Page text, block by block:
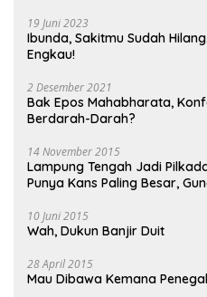
19 Juni 2023
Ibunda, Sakitmu Sudah
Engkau!
2 Desember 2021
Bak Epos Mahabharata,
Berdarah-Darah?
14 November 2015
Lampung Tengah Jadi
Punya Kans Paling Besar,
10 Juni 2015
Wah, Dukun Banjir Duit
28 April 2015
Mau Dibawa Kemana